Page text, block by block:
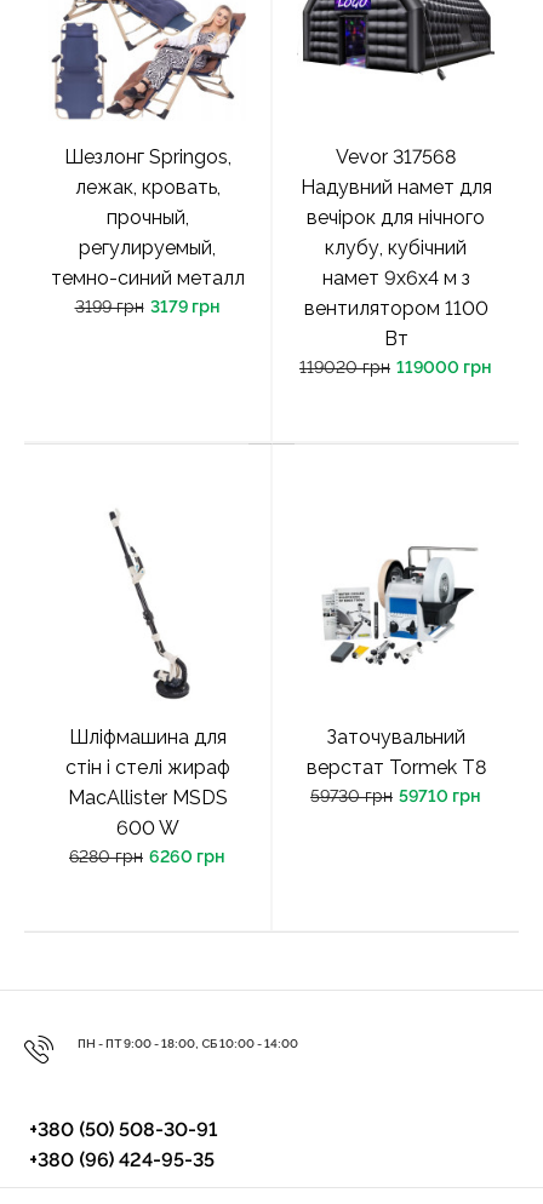
Шезлонг Springos,
лежак, кровать,
прочный,
регулируемый,
темно-синий металл
3199 грн 3179 грн
Vevor 317568
Надувний намет для
вечірок для нічного
клубу, кубічний
намет 9x6x4 м з
вентилятором 1100
Вт
119020 грн 119000 грн
Шліфмашина для
стін і стелі жираф
MacAllister MSDS
600 W
6280 грн 6260 грн
Заточувальний
верстат Tormek T8
59730 грн 59710 грн
ПН - ПТ 9:00 - 18:00, СБ 10:00 - 14:00
+380 (50) 508-30-91
+380 (96) 424-95-35